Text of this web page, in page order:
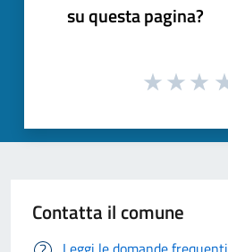
su questa pagina?
Contatta il comune